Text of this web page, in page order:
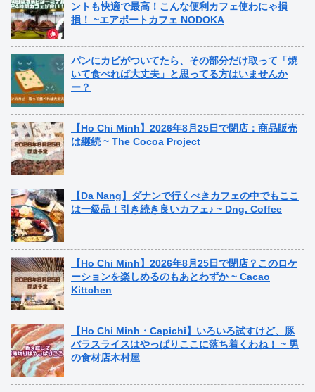
ントも快適で最高！こんな便利カフェ使わにゃ損
損！ ~エアポートカフェ NODOKA
パンにカビがついてたら、その部分だけ取って「焼
いて食べれば大丈夫」と思ってる方はいませんか
ー？
【Ho Chi Minh】2026年8月25日で閉店：商品販売
は継続 ~ The Cocoa Project
【Da Nang】ダナンで行くべきカフェの中でもここ
は一級品！引き続き良いカフェ♪ ~ Dng. Coffee
【Ho Chi Minh】2026年8月25日で閉店？このロケ
ーションを楽しめるのもあとわずか ~ Cacao
Kittchen
【Ho Chi Minh・Capichi】いろいろ試すけど、豚
バラスライスはやっぱりここに落ち着くわね！ ~ 男
の食材店木村屋